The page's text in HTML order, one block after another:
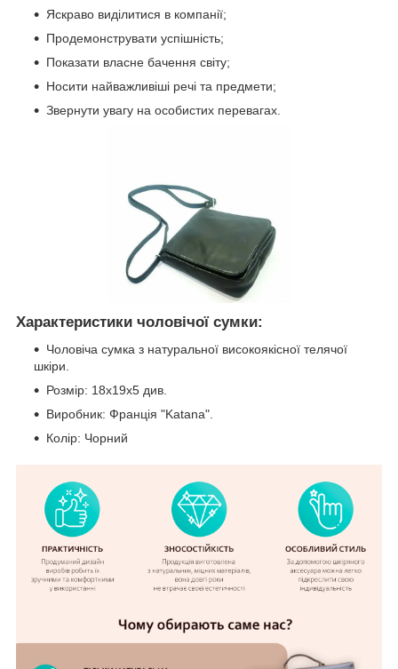
Яскраво виділитися в компанії;
Продемонструвати успішність;
Показати власне бачення світу;
Носити найважливіші речі та предмети;
Звернути увагу на особистих перевагах.
Характеристики чоловічої сумки:
Чоловіча сумка з натуральної високоякісної телячої
шкіри.
Розмір: 18х19х5 див.
Виробник: Франція "Katana".
Колір: Чорний